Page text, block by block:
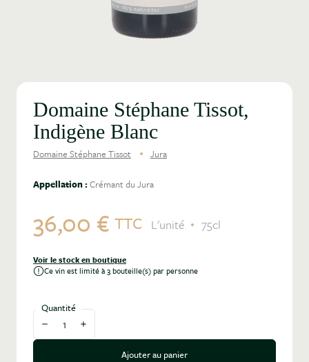
Domaine Stéphane Tissot,
Indigène Blanc
Domaine Stéphane Tissot Jura
Appellation :Crémant du Jura
36,00 € TTC L'unité 75cl
Voir le stock en boutique
Ce vin est limité à 3 bouteille(s) par personne
Quantité
Diminuer la quantité
Augmenter la quantité
Ajouter au panier